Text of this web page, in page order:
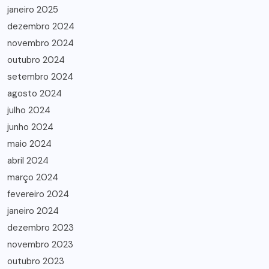
janeiro 2025
dezembro 2024
novembro 2024
outubro 2024
setembro 2024
agosto 2024
julho 2024
junho 2024
maio 2024
abril 2024
março 2024
fevereiro 2024
janeiro 2024
dezembro 2023
novembro 2023
outubro 2023